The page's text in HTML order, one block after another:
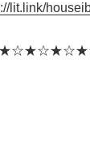
lit.link/